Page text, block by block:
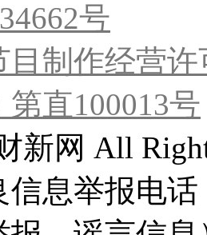
号
目制作经营
直100013号
新网 All
信息举报电